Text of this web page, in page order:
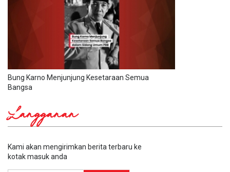
Bung Karno Menjunjung Kesetaraan Semua
Bangsa
Langganan
Kami akan mengirimkan berita terbaru ke
kotak masuk anda